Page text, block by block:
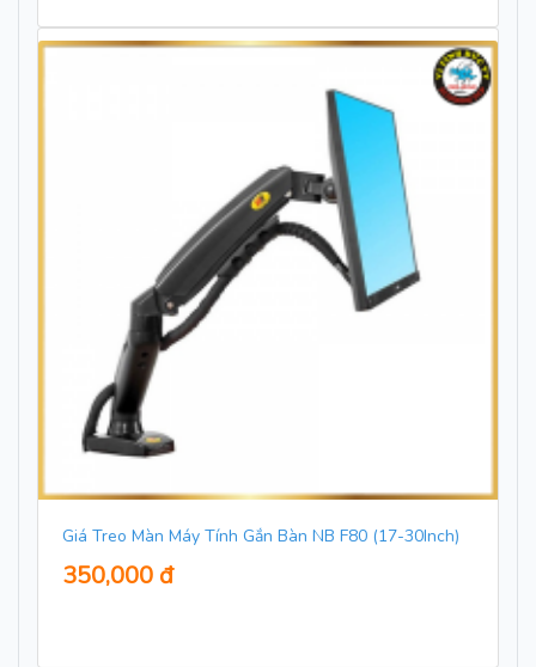
Giá Treo Màn Máy Tính Gắn Bàn NB F80 (17-30Inch)
350,000 đ